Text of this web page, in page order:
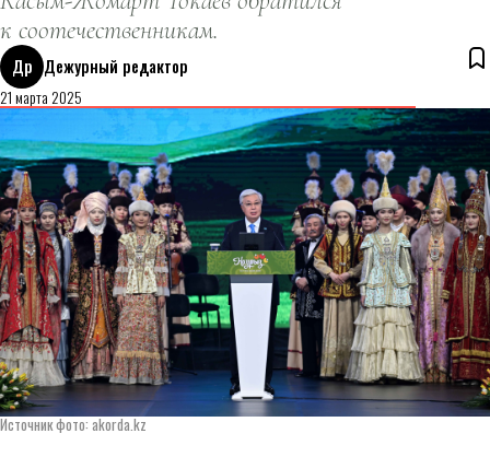
к соотечественникам.
Др Дежурный редактор
21 марта 2025
Источник фото: akorda.kz